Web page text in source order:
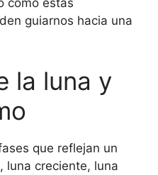
cómo estas
guiarnos hacia una
la luna y
que reflejan un
luna creciente, luna